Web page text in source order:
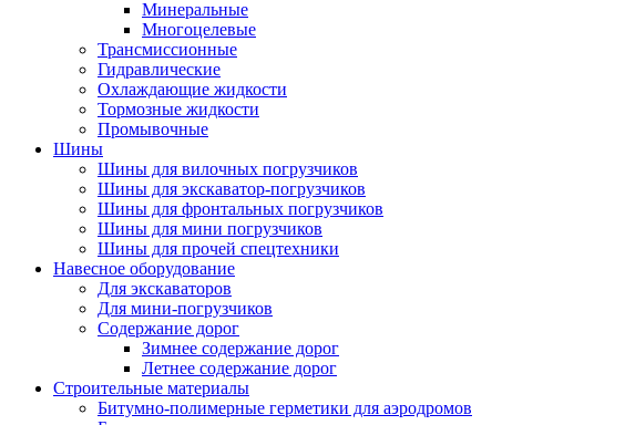
Минеральные
Многоцелевые
Трансмиссионные
Гидравлические
Охлаждающие жидкости
Тормозные жидкости
Промывочные
Шины
Шины для вилочных погрузчиков
Шины для экскаватор-погрузчиков
Шины для фронтальных погрузчиков
Шины для мини погрузчиков
Шины для прочей спецтехники
Навесное оборудование
Для экскаваторов
Для мини-погрузчиков
Содержание дорог
Зимнее содержание дорог
Летнее содержание дорог
Строительные материалы
Битумно-полимерные герметики для аэродромов